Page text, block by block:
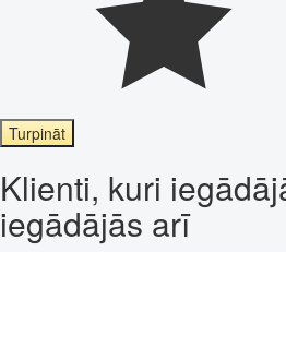
Turpināt
Klienti, kuri
iegādājās arī